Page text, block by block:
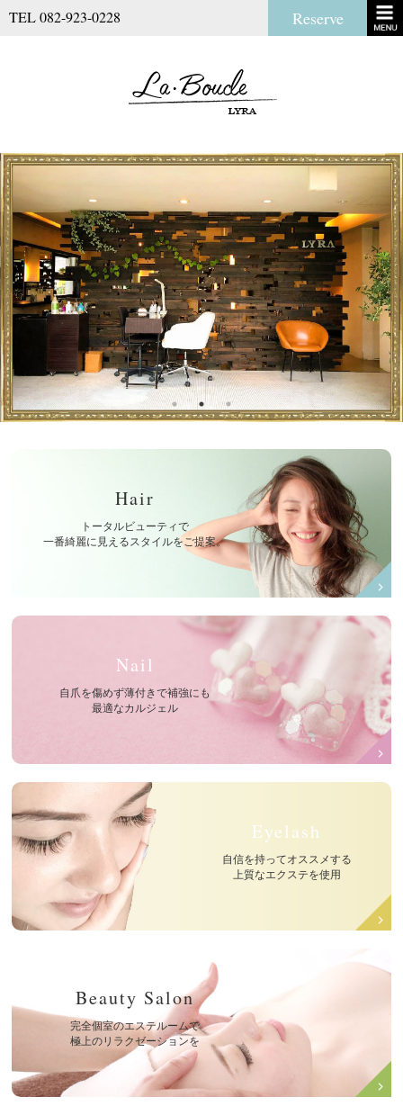
TEL 082-923-0228 Reserve
Hair
トータルビューティで
一番綺麗に見えるスタイルをご提案。
Nail
自爪を傷めず薄付きで補強にも
最適なカルジェル
Eyelash
自信を持ってオススメする
上質なエクステを使用
Beauty Salon
完全個室のエステルームで
極上のリラクゼーションを